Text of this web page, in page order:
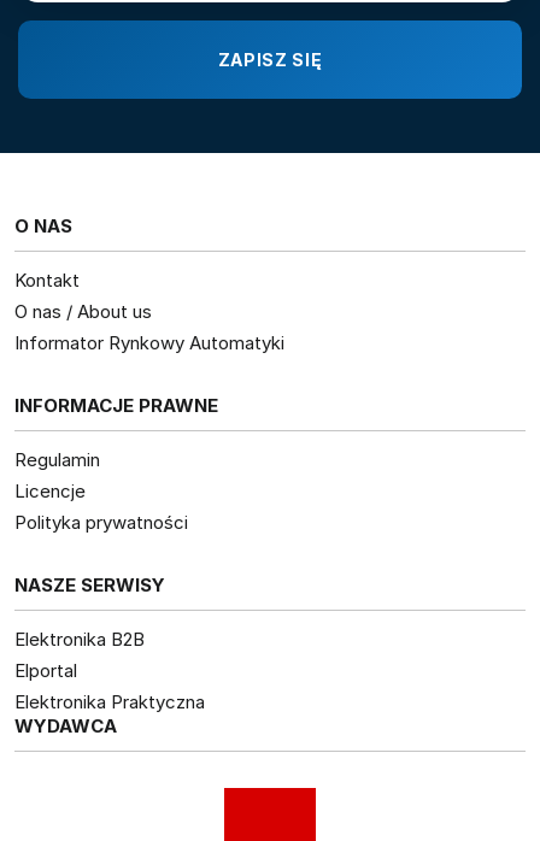
O NAS
Kontakt
O nas / About us
Informator Rynkowy Automatyki
INFORMACJE PRAWNE
Regulamin
Licencje
Polityka prywatności
NASZE SERWISY
Elektronika B2B
Elportal
Elektronika Praktyczna
WYDAWCA